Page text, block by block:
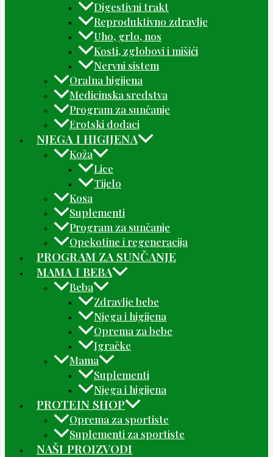
Digestivni trakt
Reproduktivno zdravlje
Uho, grlo, nos
Kosti, zglobovi i mišići
Nervni sistem
Oralna higijena
Medicinska sredstva
Program za sunčanje
Erotski dodaci
NJEGA I HIGIJENA
Koža
Lice
Tijelo
Kosa
Suplementi
Program za sunčanje
Opekotine i regeneracija
PROGRAM ZA SUNČANJE
MAMA I BEBA
Beba
Zdravlje bebe
Njega i higijena
Oprema za bebe
Igračke
Mama
Suplementi
Njega i higijena
PROTEIN SHOP
Oprema za sportiste
Suplementi za sportiste
NAŠI PROIZVODI